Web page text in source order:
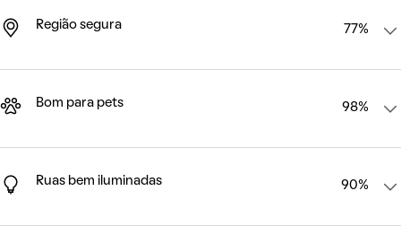
Região segura 77%
Bom para pets 98%
Ruas bem iluminadas 90%